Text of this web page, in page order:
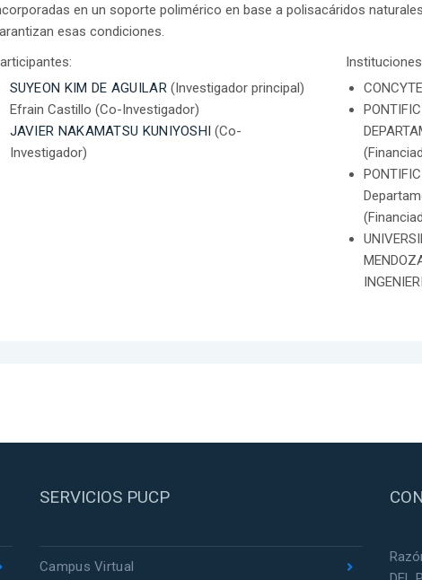
en un soporte polimérico en base a polisacáridos
esas condiciones.
SUYEON KIM DE AGUILAR(Investigador principal)
Efrain Castillo (Co-Investigador)
JAVIER NAKAMATSU KUNIYOSHI (Co-
Investigador)
SERVICIOS PUCP
Campus Virtual